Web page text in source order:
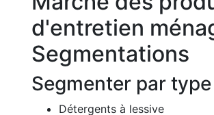
d'entretien
Segmentations
Segmenter par type
Détergents à lessive